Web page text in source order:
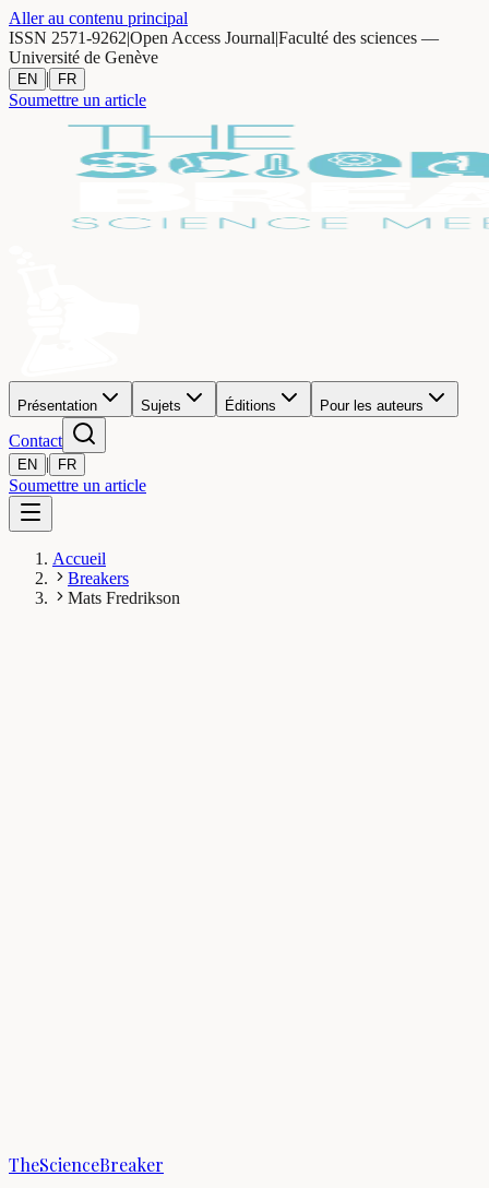
Aller au contenu principal
ISSN 2571-9262|Open Access Journal|Faculté des sciences —
Université de Genève
EN | FR
Soumettre un article
Présentation Sujets Éditions Pour les auteurs
Contact
EN | FR
Soumettre un article
Accueil
Breakers
Mats Fredrikson
TheScienceBreaker